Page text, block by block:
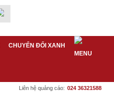
CHUYỂN ĐỔI XANH
Liên hệ quảng cáo: 024 36321588